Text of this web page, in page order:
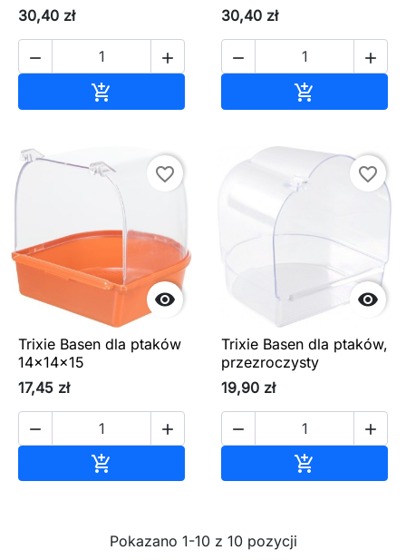
30,40 zł
 

30,40 zł
 


favorite_border
Trixie Basen dla ptaków
14×14×15
17,45 zł
 


favorite_border
Trixie Basen dla ptaków,
przezroczysty
19,90 zł
 

Pokazano 1-10 z 10 pozycji